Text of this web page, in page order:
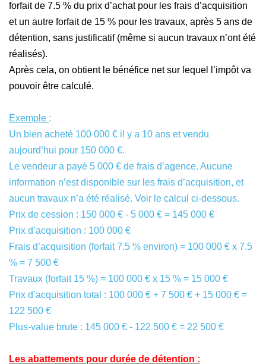
forfait de 7.5 % du prix d’achat pour les frais d’acquisition
et un autre forfait de 15 % pour les travaux, après 5 ans de
détention, sans justificatif (même si aucun travaux n’ont été
réalisés).
Après cela, on obtient le bénéfice net sur lequel l’impôt va
pouvoir être calculé.
Exemple :
Un bien acheté 100 000 € il y a 10 ans et vendu
aujourd’hui pour 150 000 €.
Le vendeur a payé 5 000 € de frais d’agence. Aucune
information n’est disponible sur les frais d’acquisition, et
aucun travaux n’a été réalisé. Voir le calcul ci-dessous.
Prix de cession : 150 000 € - 5 000 € = 145 000 €
Prix d’acquisition : 100 000 €
Frais d’acquisition (forfait 7.5 % environ) = 100 000 € x 7.5
% = 7 500 €
Travaux (forfait 15 %) = 100 000 € x 15 % = 15 000 €
Prix d’acquisition total : 100 000 € + 7 500 € + 15 000 € =
122 500 €
Plus-value brute : 145 000 € - 122 500 € = 22 500 €
Les abattements pour durée de détention :